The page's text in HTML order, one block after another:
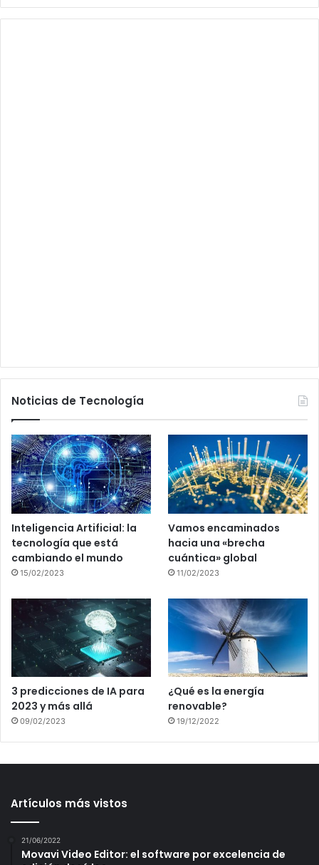
Noticias de Tecnología
Inteligencia Artificial: la
tecnología que está
cambiando el mundo
15/02/2023
Vamos encaminados
hacia una «brecha
cuántica» global
11/02/2023
3 predicciones de IA para
2023 y más allá
09/02/2023
¿Qué es la energía
renovable?
19/12/2022
Artículos más vistos
21/06/2022
Movavi Video Editor: el software por excelencia de